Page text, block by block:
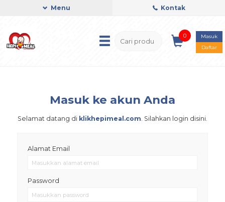
Menu Kontak
0
Masuk
Daftar
Masuk ke akun Anda
Selamat datang di klikhepimeal.com . Silahkan login disini.
Alamat Email
Password